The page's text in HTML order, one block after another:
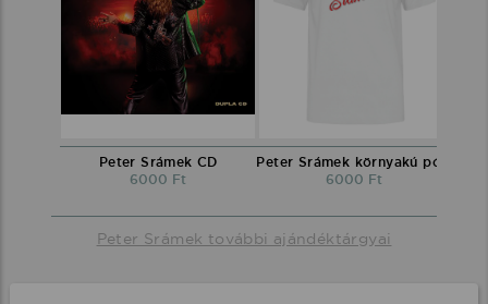
Peter Srámek CD
6000 Ft
6000 Ft
Peter Srámek további ajándéktárgyai